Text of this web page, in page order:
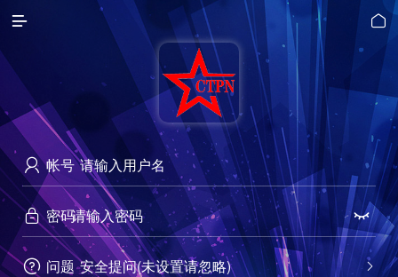
 
 帐号
 密码 
 问题 
安全提问(未设置请忽略)